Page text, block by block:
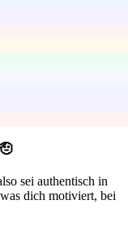
sei authentisch in
dich motiviert, bei